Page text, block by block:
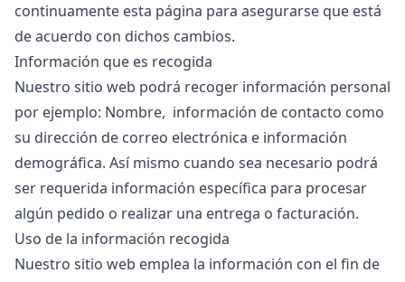
continuamente esta página para asegurarse que está
de acuerdo con dichos cambios.
Información que es recogida
Nuestro sitio web podrá recoger información personal
por ejemplo: Nombre, información de contacto como
su dirección de correo electrónica e información
demográfica. Así mismo cuando sea necesario podrá
ser requerida información específica para procesar
algún pedido o realizar una entrega o facturación.
Uso de la información recogida
Nuestro sitio web emplea la información con el fin de